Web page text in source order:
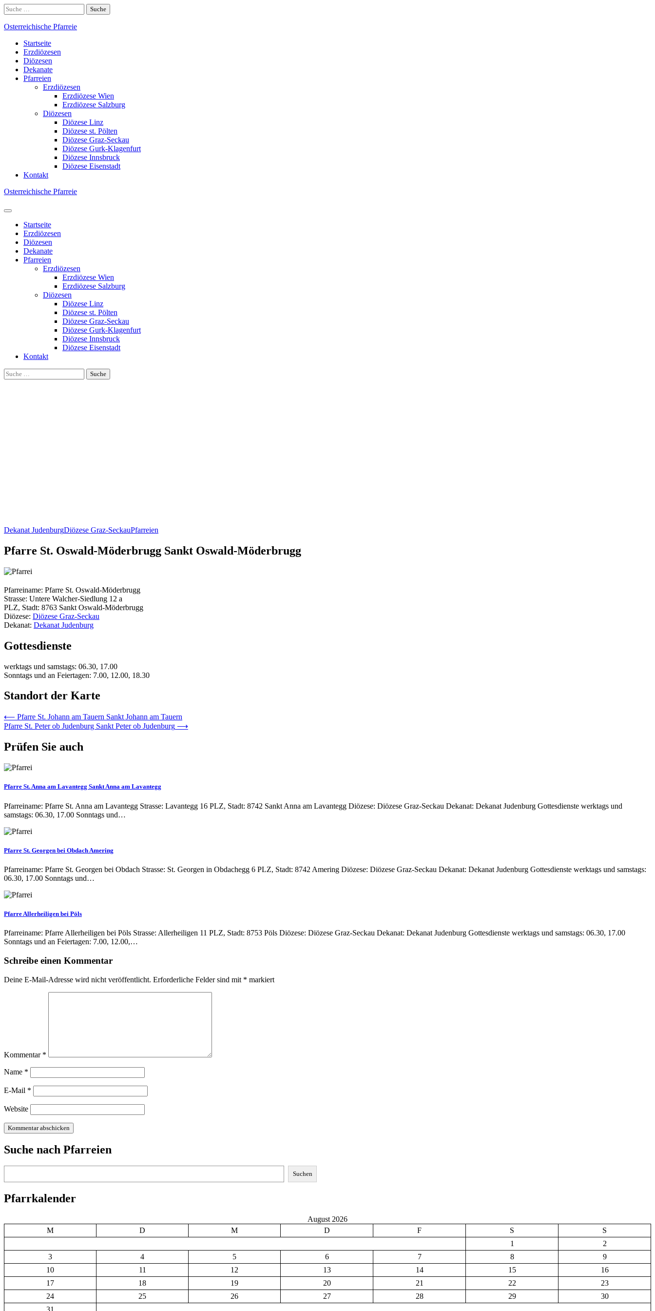
Skip
to
content
Suche
nach:
Osterreichische Pfarreie
Startseite
Erzdiözesen
Diözesen
Dekanate
Pfarreien
Erzdiözesen
Erzdiözese Wien
Erzdiözese Salzburg
Diözesen
Diözese Linz
Diözese st. Pölten
Diözese Graz-Seckau
Diözese Gurk-Klagenfurt
Diözese Innsbruck
Diözese Eisenstadt
Kontakt
Osterreichische Pfarreie
Startseite
Erzdiözesen
Diözesen
Dekanate
Pfarreien
Erzdiözesen
Erzdiözese Wien
Erzdiözese Salzburg
Diözesen
Diözese Linz
Diözese st. Pölten
Diözese Graz-Seckau
Diözese Gurk-Klagenfurt
Diözese Innsbruck
Diözese Eisenstadt
Kontakt
Suche
nach:
Dekanat JudenburgDiözese Graz-SeckauPfarreien
Pfarre St. Oswald-Möderbrugg Sankt Oswald-Möderbrugg
Pfarreiname: Pfarre St. Oswald-Möderbrugg
Strasse: Untere Walcher-Siedlung 12 a
PLZ, Stadt: 8763 Sankt Oswald-Möderbrugg
Diözese: Diözese Graz-Seckau
Dekanat: Dekanat Judenburg
Gottesdienste
werktags und samstags: 06.30, 17.00
Sonntags und an Feiertagen: 7.00, 12.00, 18.30
Standort der Karte
Beitrags-
Navigation
⟵ Pfarre St. Johann am Tauern Sankt Johann am Tauern
Pfarre St. Peter ob Judenburg Sankt Peter ob Judenburg ⟶
Prüfen Sie auch
Pfarre St. Anna am Lavantegg Sankt Anna am Lavantegg
Pfarreiname: Pfarre St. Anna am Lavantegg Strasse: Lavantegg 16 PLZ, Stadt: 8742 Sankt Anna am Lavantegg Diözese: Diözese Graz-Seckau Dekanat: Dekanat Judenburg Gottesdienste werktags und
samstags: 06.30, 17.00 Sonntags und…
Pfarre St. Georgen bei Obdach Amering
Pfarreiname: Pfarre St. Georgen bei Obdach Strasse: St. Georgen in Obdachegg 6 PLZ, Stadt: 8742 Amering Diözese: Diözese Graz-Seckau Dekanat: Dekanat Judenburg Gottesdienste werktags und samstags:
06.30, 17.00 Sonntags und…
Pfarre Allerheiligen bei Pöls
Pfarreiname: Pfarre Allerheiligen bei Pöls Strasse: Allerheiligen 11 PLZ, Stadt: 8753 Pöls Diözese: Diözese Graz-Seckau Dekanat: Dekanat Judenburg Gottesdienste werktags und samstags: 06.30, 17.00
Sonntags und an Feiertagen: 7.00, 12.00,…
Schreibe einen Kommentar
Deine E-Mail-Adresse wird nicht veröffentlicht. Erforderliche Felder sind mit * markiert
Kommentar *
Name *
E-Mail *
Website
Suche nach Pfarreien
Suchen
Pfarrkalender
August 2026
M
D M D F S
S
1
2
3
4 5 6 7 8
9
10
11 12 13 14 15
16
17
18 19 20 21 22
23
24
25 26 27 28 29
30